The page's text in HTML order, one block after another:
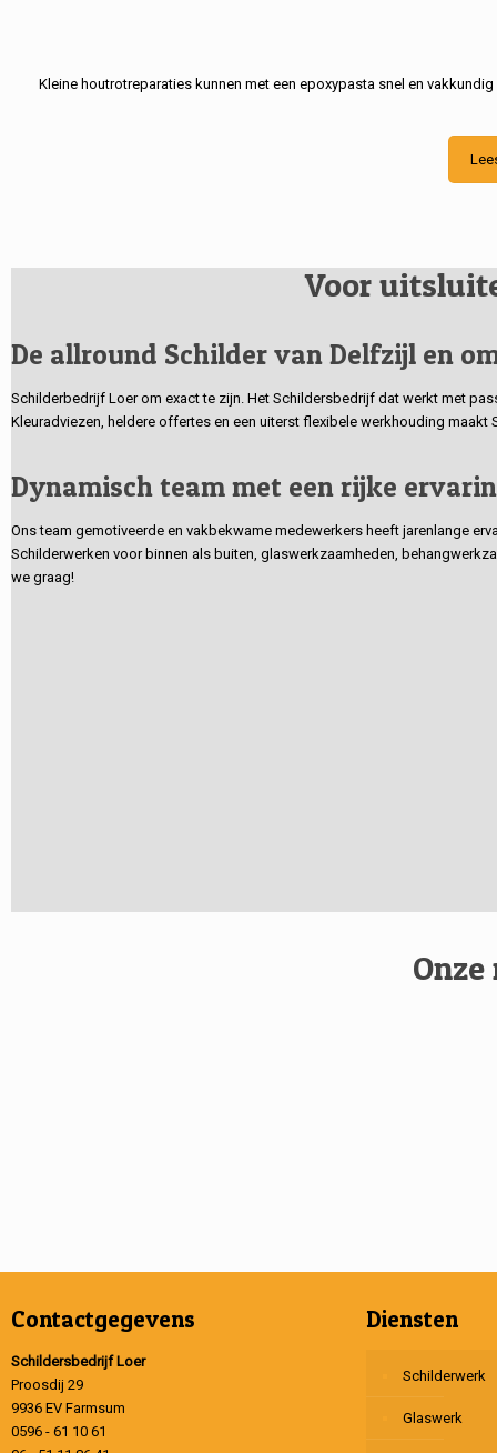
Kleine houtrotreparaties kunnen met een epoxypasta snel en
Voor
De allround Schilder van Delfzijl en
Schilderbedrijf Loer om exact te zijn. Het Schildersbedrijf dat werkt met
Kleuradviezen, heldere offertes en een uiterst flexibele werkhouding
Dynamisch team met een rijke
Ons team gemotiveerde en vakbekwame medewerkers heeft jarenlange
Schilderwerken voor binnen als buiten, glaswerkzaamheden,
we graag!
Contactgegevens
Schildersbedrijf Loer
Proosdij 29
9936 EV Farmsum
0596 - 61 10 61
Diensten
Schilderwerk
Glaswerk